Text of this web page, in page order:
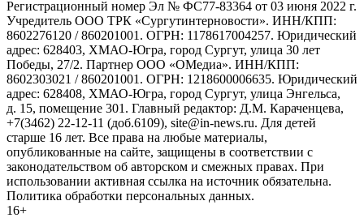
Регистрационный номер Эл № ФС77-83364 от 03 июня 2022 г.
Учредитель ООО ТРК «Сургутинтерновости». ИНН/КПП:
8602276120 / 860201001. ОГРН: 1178617004257. Юридический
адрес: 628403, ХМАО-Югра, город Сургут, улица 30 лет
Победы, 27/2. Партнер ООО «ОМедиа». ИНН/КПП:
8602303021 / 860201001. ОГРН: 1218600006635. Юридический
адрес: 628408, ХМАО-Югра, город Сургут, улица Энгельса,
д. 15, помещение 301. Главный редактор: Д.М. Караченцева,
+7(3462) 22-12-11 (доб.6109), site@in-news.ru. Для детей
старше 16 лет. Все права на любые материалы,
опубликованные на сайте, защищены в соответствии с
законодательством об авторском и смежных правах. При
использовании активная ссылка на источник обязательна.
Политика обработки персональных данных.
16+